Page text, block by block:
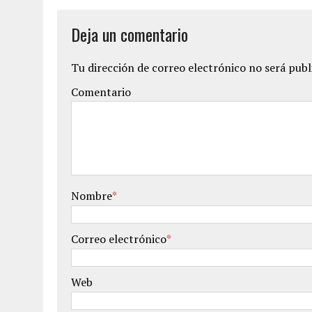
Deja un comentario
Tu dirección de correo electrónico no será
Comentario
Nombre*
Correo electrónico*
Web